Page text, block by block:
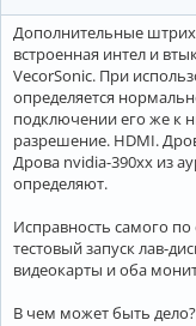
Дополнительные
встроенная интел и
VecorSonic. При
определяется
подключении его же к
разрешение. HDMI.
Дрова nvidia-390xx из
определяют.
Исправность самого
тестовый запуск лав-
видеокарты и оба
В чем может быть дело?